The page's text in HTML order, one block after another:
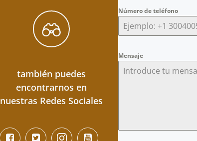
también puedes
encontrarnos en
nuestras Redes Sociales
Número de teléfono
Mensaje